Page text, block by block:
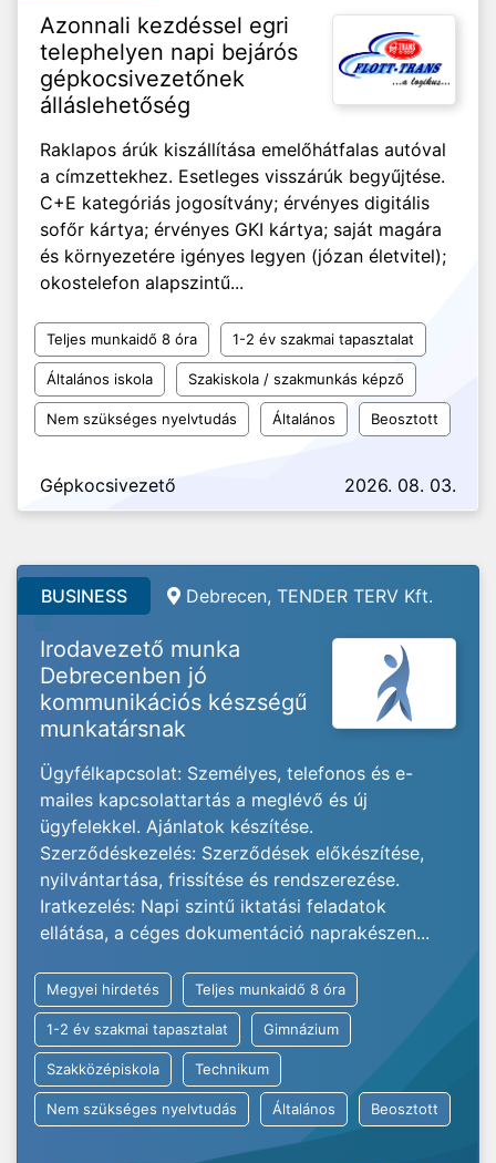
Azonnali kezdéssel egri
telephelyen napi bejárós
gépkocsivezetőnek
álláslehetőség
Raklapos árúk kiszállítása emelőhátfalas autóval
a címzettekhez. Esetleges visszárúk begyűjtése.
C+E kategóriás jogosítvány; érvényes digitális
sofőr kártya; érvényes GKI kártya; saját magára
és környezetére igényes legyen (józan életvitel);
okostelefon alapszintű...
Teljes munkaidő 8 óra 1-2 év szakmai tapasztalat
Általános iskola Szakiskola / szakmunkás képző
Nem szükséges nyelvtudás Általános Beosztott
Gépkocsivezető 2026. 08. 03.
BUSINESS Debrecen, TENDER TERV Kft.
Irodavezető munka
Debrecenben jó
kommunikációs készségű
munkatársnak
Ügyfélkapcsolat: Személyes, telefonos és e-
mailes kapcsolattartás a meglévő és új
ügyfelekkel. Ajánlatok készítése.
Szerződéskezelés: Szerződések előkészítése,
nyilvántartása, frissítése és rendszerezése.
Iratkezelés: Napi szintű iktatási feladatok
ellátása, a céges dokumentáció naprakészen...
Megyei hirdetés Teljes munkaidő 8 óra
1-2 év szakmai tapasztalat Gimnázium
Szakközépiskola Technikum
Nem szükséges nyelvtudás Általános Beosztott